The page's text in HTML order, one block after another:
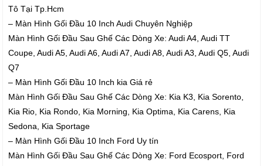
Tô Tại Tp.Hcm
– Màn Hình Gối Đầu 10 Inch Audi Chuyên Nghiệp
Màn Hình Gối Đầu Sau Ghế Các Dòng Xe: Audi A4, Audi TT
Coupe, Audi A5, Audi A6, Audi A7, Audi A8, Audi A3, Audi Q5, Audi
Q7
– Màn Hình Gối Đầu 10 Inch kia Giá rẻ
Màn Hình Gối Đầu Sau Ghế Các Dòng Xe: Kia K3, Kia Sorento,
Kia Rio, Kia Rondo, Kia Morning, Kia Optima, Kia Carens, Kia
Sedona, Kia Sportage
– Màn Hình Gối Đầu 10 Inch Ford Uy tín
Màn Hình Gối Đầu Sau Ghế Các Dòng Xe: Ford Ecosport, Ford